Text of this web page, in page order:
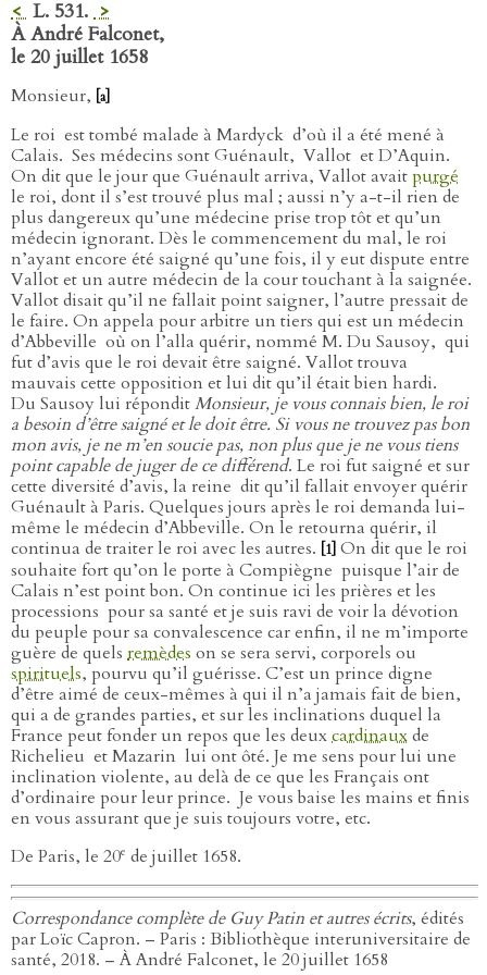
< L. 531. >
À André Falconet,
le 20 juillet 1658
Monsieur, [a]
Le roi est tombé malade à Mardyck d’où il a été mené à
Calais. Ses médecins sont Guénault, Vallot et D’Aquin.
On dit que le jour que Guénault arriva, Vallot avaitpurgé
le roi, dont il s’est trouvé plus mal ; aussi n’y a-t-il rien de
plus dangereux qu’une médecine prise trop tôt et qu’un
médecin ignorant. Dès le commencement du mal, le roi
n’ayant encore été saigné qu’une fois, il y eut dispute entre
Vallot et un autre médecin de la cour touchant à la saignée.
Vallot disait qu’il ne fallait point saigner, l’autre pressait de
le faire. On appela pour arbitre un tiers qui est un médecin
d’Abbeville où on l’alla quérir, nommé M. Du Sausoy, qui
fut d’avis que le roi devait être saigné. Vallot trouva
mauvais cette opposition et lui dit qu’il était bien hardi.
Du Sausoy lui réponditMonsieur, je vous connais bien, le roi
a besoin d’être saigné et le doit être. Si vous ne trouvez pas bon
mon avis, je ne m’en soucie pas, non plus que je ne vous tiens
point capable de juger de ce différend. Le roi fut saigné et sur
cette diversité d’avis, la reine dit qu’il fallait envoyer quérir
Guénault à Paris. Quelques jours après le roi demanda lui-
même le médecin d’Abbeville. On le retourna quérir, il
continua de traiter le roi avec les autres.
[1] On dit que le roi
souhaite fort qu’on le porte à Compiègne puisque l’air de
Calais n’est point bon. On continue ici les prières et les
processions pour sa santé et je suis ravi de voir la dévotion
du peuple pour sa convalescence car enfin, il ne m’importe
guère de quels remèdes on se sera servi, corporels ou
spirituels, pourvu qu’il guérisse. C’est un prince digne
d’être aimé de ceux-mêmes à qui il n’a jamais fait de bien,
qui a de grandes parties, et sur les inclinations duquel la
France peut fonder un repos que les deuxcardinauxde
Richelieu et Mazarin lui ont ôté. Je me sens pour lui une
inclination violente, au delà de ce que les Français ont
d’ordinaire pour leur prince. Je vous baise les mains et finis
en vous assurant que je suis toujours votre, etc.
De Paris, le 20e de juillet 1658.
Correspondance complète de Guy Patin et autres écrits, édités
par Loïc Capron. – Paris : Bibliothèque interuniversitaire de
santé, 2018. – À André Falconet, le 20 juillet 1658